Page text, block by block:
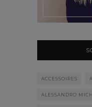
ACCESSOIRES
ALESSANDRO